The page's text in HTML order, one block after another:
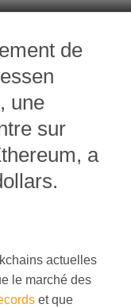
de
, une
sur
a
actuelles
le marché des
et que